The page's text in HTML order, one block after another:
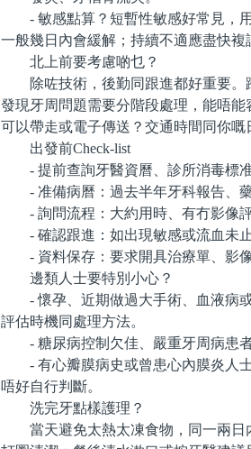
- 敏感點算？短暫性敏感好常見，用
一般幾日內會緩解；持續不適應盡快複
北上前要考慮啲乜？
除咗技術，後勤同跟進都好重要。
發現牙周問題需要分階段處理，能唔
可以帶走或電子傳送？交通時間同你嘅
出發前Check-list
- 提前查詢牙醫資曆、診所消毒標
- 准備病曆：過去半年牙科報告、
- 詢問流程：大約用時、有冇影像
- 確認跟進：如出現敏感或流血未止
- 資料保存：要求開具治療單、影
邊類人士要特別小心？
- 懷孕、近期做過大手術、血液病或
評估時機同處理方法。
- 糖尿病控制欠佳、嚴重牙周病患者
- 有心瓣膜病史或曾患心內膜炎人士
唔好自行判斷。
洗完牙點樣護理？
當天避免太熱太凍食物，同一兩日